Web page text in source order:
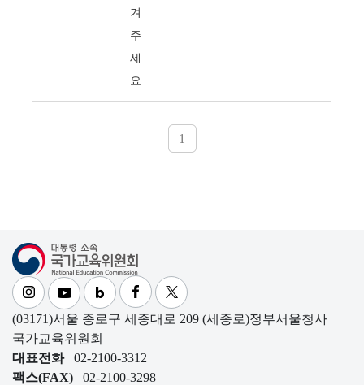
겨
주
세
요
1
대통령소속 국가교육위원회
(03171)서울 종로구 세종대로 209 (세종로)정부서울청사
국가교육위원회
대표전화
02-2100-3312
팩스(FAX)
02-2100-3298